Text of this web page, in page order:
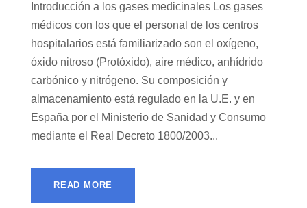
Introducción a los gases medicinales Los gases
médicos con los que el personal de los centros
hospitalarios está familiarizado son el oxígeno,
óxido nitroso (Protóxido), aire médico, anhídrido
carbónico y nitrógeno. Su composición y
almacenamiento está regulado en la U.E. y en
España por el Ministerio de Sanidad y Consumo
mediante el Real Decreto 1800/2003...
READ MORE